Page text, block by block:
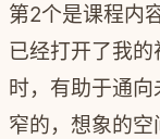
第2个是课程内
已经打开了我
时，有助于通
窄的，想象的